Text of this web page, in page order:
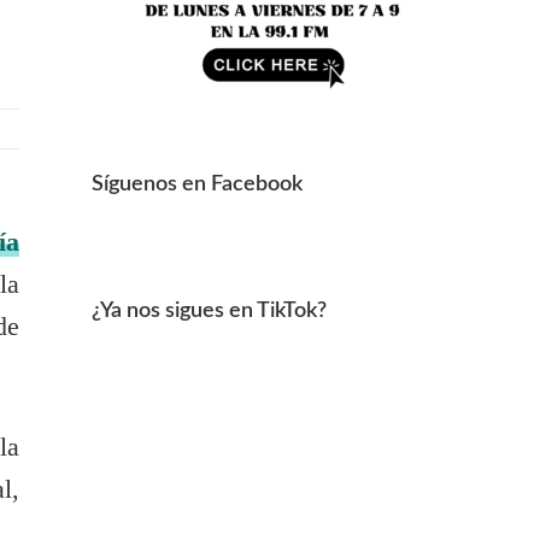
Síguenos en Facebook
¿Ya nos sigues en TikTok?